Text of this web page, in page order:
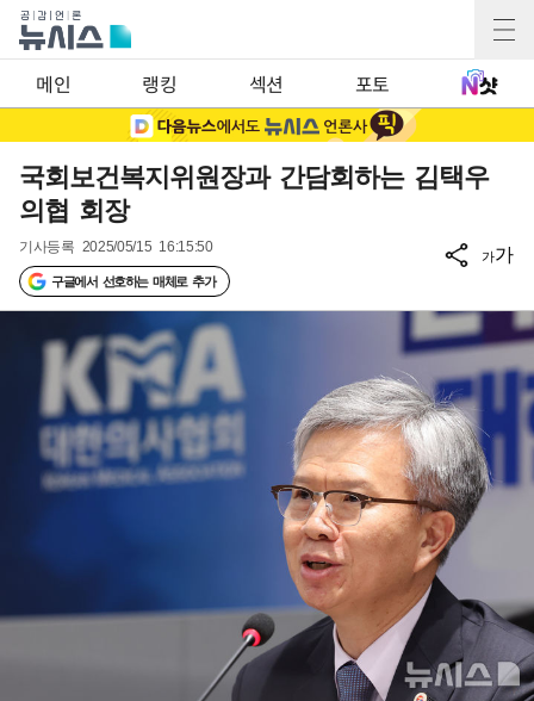
메인 랭킹 섹션 포토
국회보건복지위원장과 간담회하는 김택우
의협 회장
기사등록 2025/05/15 16:15:50
구글에서 선호하는 매체로 추가
가가